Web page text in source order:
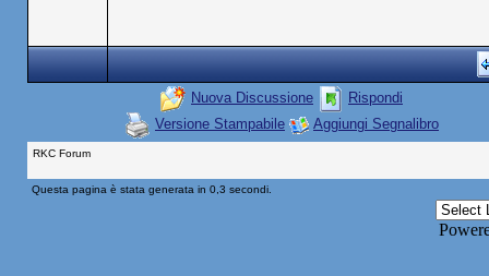
Nuova Discussione
Rispondi
Versione Stampabile
Aggiungi Segnalibro
RKC Forum
Questa pagina è stata generata in 0,3 secondi.